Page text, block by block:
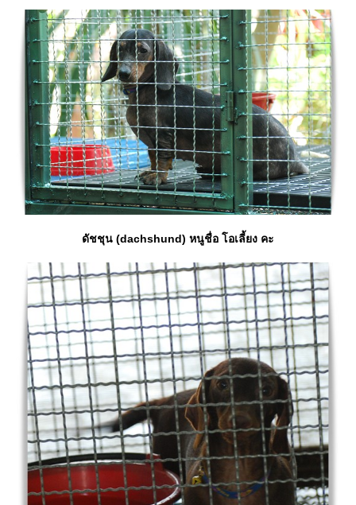
ดัชชุน (dachshund) หนูชื่อ โอเลี้ยง คะ